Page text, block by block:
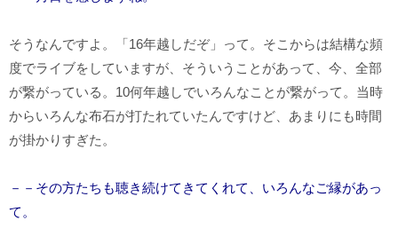
そうなんですよ。「16年越しだぞ」って。そこからは結構な頻
度でライブをしていますが、そういうことがあって、今、全部
が繋がっている。10何年越しでいろんなことが繋がって。当時
からいろんな布石が打たれていたんですけど、あまりにも時間
が掛かりすぎた。
－－その方たちも聴き続けてきてくれて、いろんなご縁があっ
て。